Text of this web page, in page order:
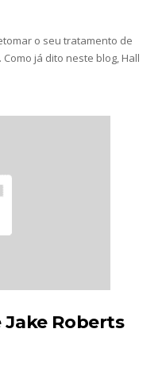
o seu tratamento de
já dito neste blog, Hall
Roberts